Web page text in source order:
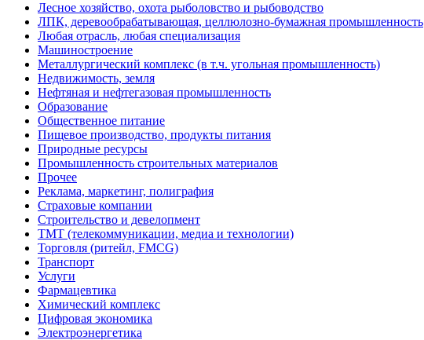
Лесное хозяйство, охота рыболовство и рыбоводство
ЛПК, деревообрабатывающая, целлюлозно-бумажная промышленность
Любая отрасль, любая специализация
Машиностроение
Металлургический комплекс (в т.ч. угольная промышленность)
Недвижимость, земля
Нефтяная и нефтегазовая промышленность
Образование
Общественное питание
Пищевое производство, продукты питания
Природные ресурсы
Промышленность строительных материалов
Прочее
Реклама, маркетинг, полиграфия
Страховые компании
Строительство и девелопмент
ТМТ (телекоммуникации, медиа и технологии)
Торговля (ритейл, FMCG)
Транспорт
Услуги
Фармацевтика
Химический комплекс
Цифровая экономика
Электроэнергетика